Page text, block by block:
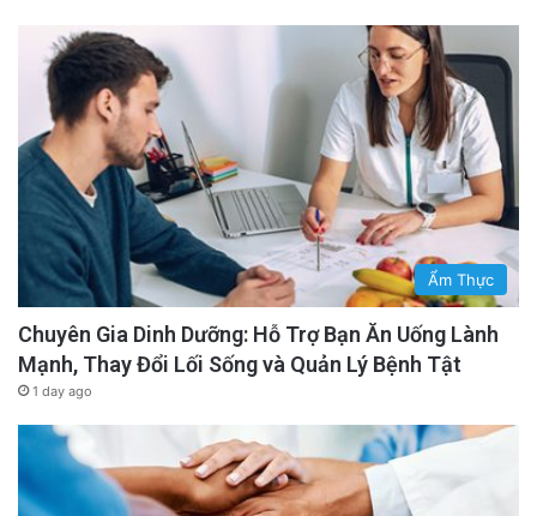
Ẩm Thực
Chuyên Gia Dinh Dưỡng: Hỗ Trợ Bạn Ăn Uống Lành
Mạnh, Thay Đổi Lối Sống và Quản Lý Bệnh Tật
1 day ago